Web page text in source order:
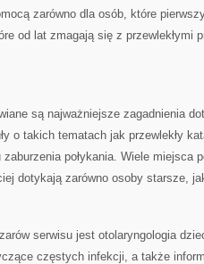
zarówno dla osób, które
od lat zmagają się z przewlekłymi
są najważniejsze zagadnienia
o takich tematach jak przewlekły
połykania. Wiele miejsca
dotykają zarówno osoby starsze,
serwisu jest otolaryngologia
częstych infekcji, a także